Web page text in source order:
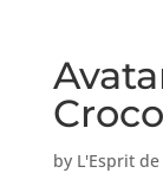
by L'Esprit